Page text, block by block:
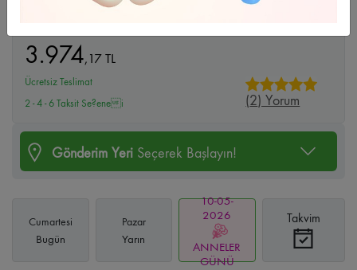
3.974, 17 TL
Ücretsiz Teslimat
2 - 4 - 6 Taksit Se?enei
(2) Yorum
Gönderim Yeri Seçerek Başlayın!
Cumartesi
Bugün
Pazar
Yarın
10-05-
2026
ANNELER
GÜNÜ
Takvim